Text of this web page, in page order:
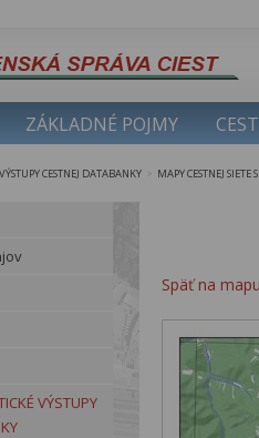
ZÁKLADNÉ POJMY
CESTNEJ DATABANKY MAPY CESTNEJ SIETE
Späť na
VÝSTUPY